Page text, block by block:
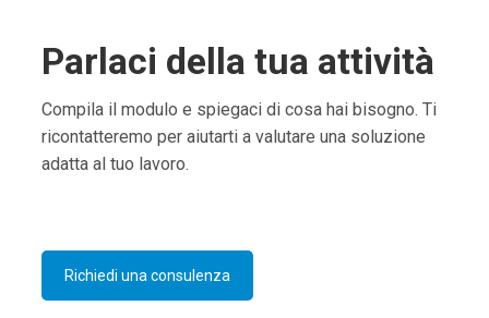
Parlaci della tua attività
Compila il modulo e spiegaci di cosa hai bisogno. Ti
ricontatteremo per aiutarti a valutare una soluzione
adatta al tuo lavoro.
Richiedi una consulenza